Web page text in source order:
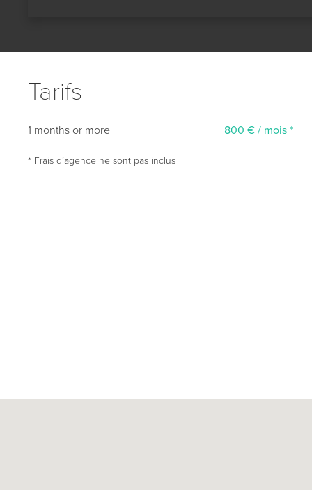
Tarifs
1 months or more 800 € / mois *
* Frais dʼagence ne sont pas inclus